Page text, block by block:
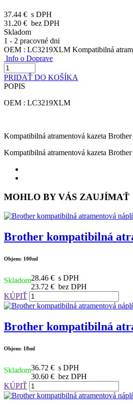
37.44 € s DPH
31.20 € bez DPH
Skladom
1 - 2 pracovné dni
OEM : LC3219XLM Kompatibilná
Info o Doprave
PRIDAŤ DO KOŠÍKA
POPIS
OEM : LC3219XLM
Kompatibilná atramentová kazeta
Kompatibilná atramentová kazeta
MOHLO BY VÁS ZAUJÍMAŤ
Brother kompatibilná
Objem: 100ml
Skladom28.46 € s DPH
23.72 € bez DPH
KÚPIŤ
Brother kompatibilná
Objem: 18ml
Skladom36.72 € s DPH
30.60 € bez DPH
KÚPIŤ